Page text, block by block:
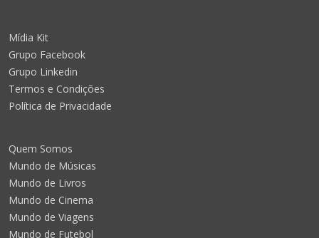
Mídia Kit
Grupo Facebook
Grupo Linkedin
Termos e Condições
Política de Privacidade
Quem Somos
Mundo de Músicas
Mundo de Livros
Mundo de Cinema
Mundo de Viagens
Mundo de Futebol